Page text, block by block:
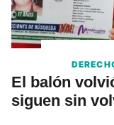
El balón
siguen sin